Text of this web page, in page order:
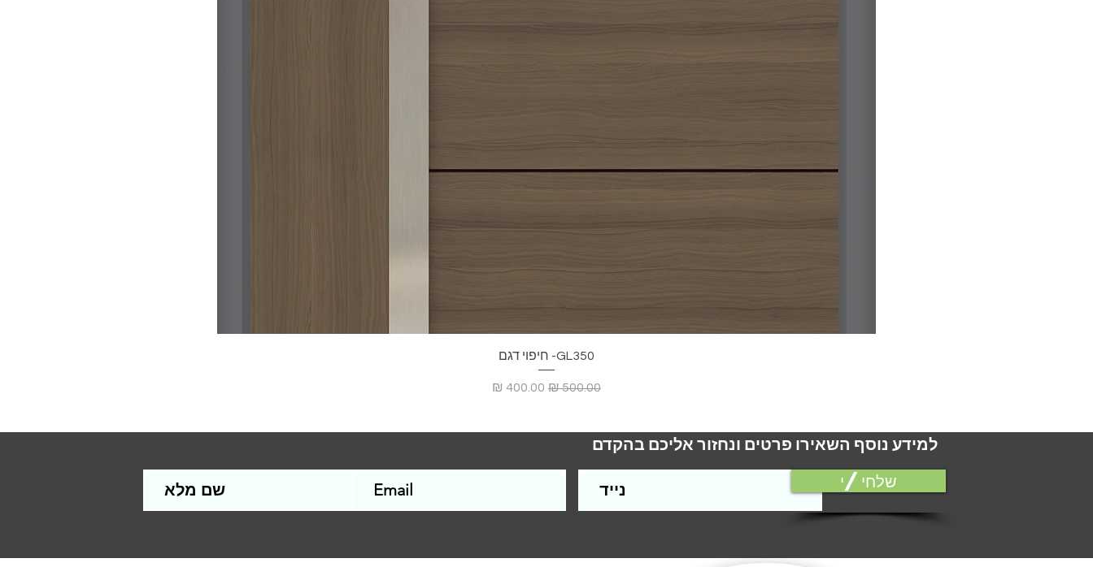
GL350- חיפוי דגם
מחיר רגיל מחיר מבצע
למידע נוסף השאירו פרטים ונחזור אליכם בהקדם
שלחי/י